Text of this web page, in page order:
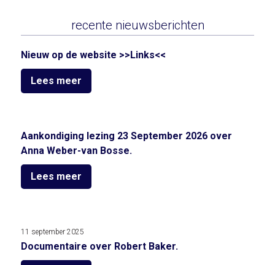
recente nieuwsberichten
Nieuw op de website >>Links<<
Lees meer
Aankondiging lezing 23 September 2026 over
Anna Weber-van Bosse.
Lees meer
11 september 2025
Documentaire over Robert Baker.